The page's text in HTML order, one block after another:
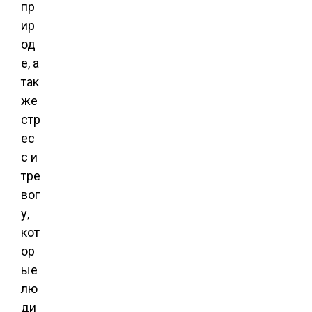
пр
ир
од
е, а
так
же
стр
ес
с и
тре
вог
у,
кот
ор
ые
лю
ди